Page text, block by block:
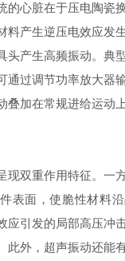
的心脏在于压电陶瓷
料产生逆压电效应发
头产生高频振动。典
通过调节功率放大器
叠加在常规进给运动
双重作用特征。一
表面，使脆性材料
应引发的局部高压冲
此外，超声振动还能